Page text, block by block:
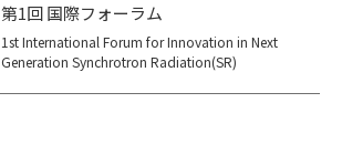
第1回 国際フォーラム
1st International Forum for Innovation in Next
Generation Synchrotron Radiation(SR)